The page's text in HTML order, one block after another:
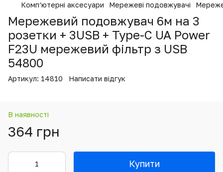
Комп’ютерні аксесуари Мережеві подовжувачі
Мережевий подовжувач 6м на 3
розетки + 3USB + Type-C UA Power
F23U мережевий фільтр з USB
54800
Артикул: 14810 Написати відгук
В наявності
364 грн
Купити